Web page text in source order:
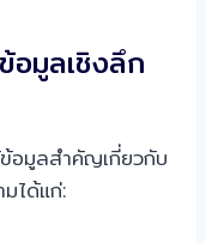
อมูลเชิงลึก
อมูลสำคัญเกี่ยวกับ
ได้แก่: